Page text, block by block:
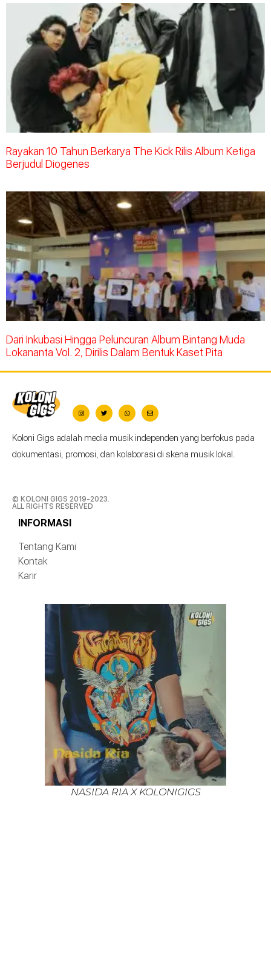
Rayakan 10 Tahun Berkarya The Kick Rilis Album Ketiga
Berjudul Diogenes
Dari Inkubasi Hingga Peluncuran Album Bintang Muda
Lokananta Vol. 2, Dirilis Dalam Bentuk Kaset Pita
Koloni Gigs adalah media musik independen yang berfokus pada
dokumentasi, promosi, dan kolaborasi di skena musik lokal.
© KOLONI GIGS 2019-2023.
ALL RIGHTS RESERVED
INFORMASI
Tentang Kami
Kontak
Karir
NASIDA RIA X KOLONIGIGS